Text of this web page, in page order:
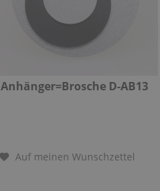
Anhänger=Brosche D-AB13
Auf meinen Wunschzettel